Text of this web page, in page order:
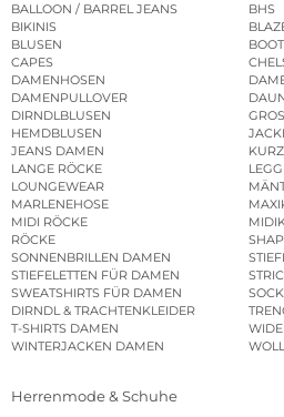
BALLOON / BARREL JEANS
BHS
BIKINIS
BLUSEN
CAPES
DAMENHOSEN
DAMENPULLOVER
DIRNDLBLUSEN
HEMDBLUSEN
JEANS DAMEN
LANGE RÖCKE
LOUNGEWEAR
MARLENEHOSE
MIDI RÖCKE
RÖCKE
SONNENBRILLEN DAMEN
STIEFELETTEN FÜR DAMEN
SWEATSHIRTS FÜR DAMEN
DIRNDL & TRACHTENKLEIDER
T-SHIRTS DAMEN
WINTERJACKEN DAMEN
Herrenmode & Schuhe